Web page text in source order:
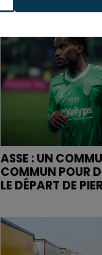
ASSE : UN
COMMUN POUR
LE DÉPART DE